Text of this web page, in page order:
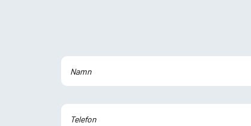
Lämna detta fält tomt.